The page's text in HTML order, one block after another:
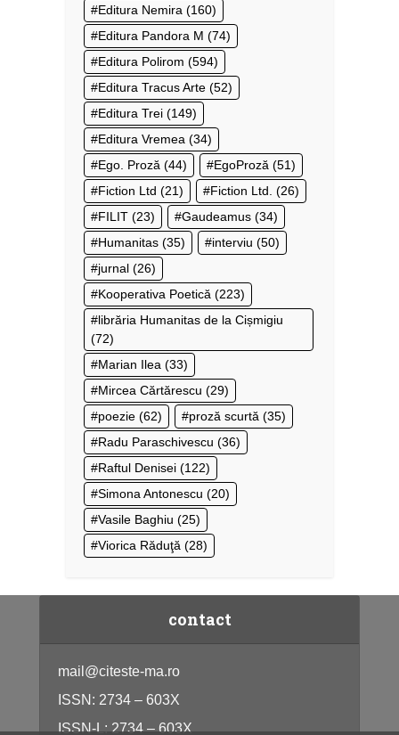
Editura Nemira (160)
Editura Pandora M (74)
Editura Polirom (594)
Editura Tracus Arte (52)
Editura Trei (149)
Editura Vremea (34)
Ego. Proză (44) EgoProză (51)
Fiction Ltd (21) Fiction Ltd. (26)
FILIT (23) Gaudeamus (34)
Humanitas (35) interviu (50)
jurnal (26)
Kooperativa Poetică (223)
librăria Humanitas de la Cișmigiu
(72)
Marian Ilea (33)
Mircea Cărtărescu (29)
poezie (62) proză scurtă (35)
Radu Paraschivescu (36)
Raftul Denisei (122)
Simona Antonescu (20)
Vasile Baghiu (25)
Viorica Răduţă (28)
contact
mail@citeste-ma.ro
ISSN: 2734 – 603X
ISSN-L: 2734 – 603X